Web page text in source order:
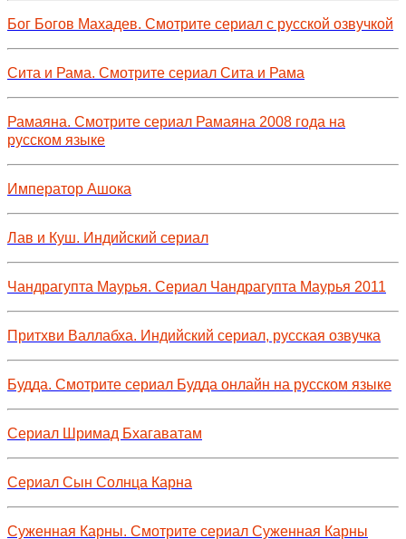
Бог Богов Махадев. Смотрите сериал с русской озвучкой
Сита и Рама. Смотрите сериал Сита и Рама
Рамаяна. Смотрите сериал Рамаяна 2008 года на
русском языке
Император Ашока
Лав и Куш. Индийский сериал
Чандрагупта Маурья. Сериал Чандрагупта Маурья 2011
Притхви Валлабха. Индийский сериал, русская озвучка
Будда. Смотрите сериал Будда онлайн на русском языке
Сериал Шримад Бхагаватам
Сериал Сын Солнца Карна
Суженная Карны. Смотрите сериал Суженная Карны